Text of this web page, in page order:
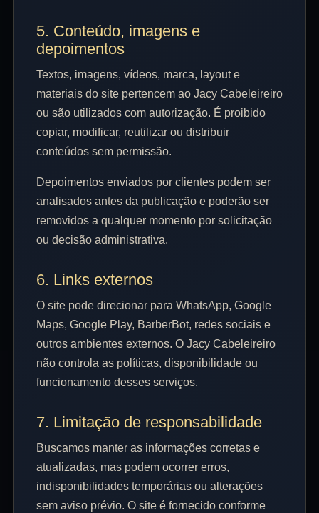
5. Conteúdo, imagens e
depoimentos
Textos, imagens, vídeos, marca, layout e
materiais do site pertencem ao Jacy Cabeleireiro
ou são utilizados com autorização. É proibido
copiar, modificar, reutilizar ou distribuir
conteúdos sem permissão.
Depoimentos enviados por clientes podem ser
analisados antes da publicação e poderão ser
removidos a qualquer momento por solicitação
ou decisão administrativa.
6. Links externos
O site pode direcionar para WhatsApp, Google
Maps, Google Play, BarberBot, redes sociais e
outros ambientes externos. O Jacy Cabeleireiro
não controla as políticas, disponibilidade ou
funcionamento desses serviços.
7. Limitação de responsabilidade
Buscamos manter as informações corretas e
atualizadas, mas podem ocorrer erros,
indisponibilidades temporárias ou alterações
sem aviso prévio. O site é fornecido conforme